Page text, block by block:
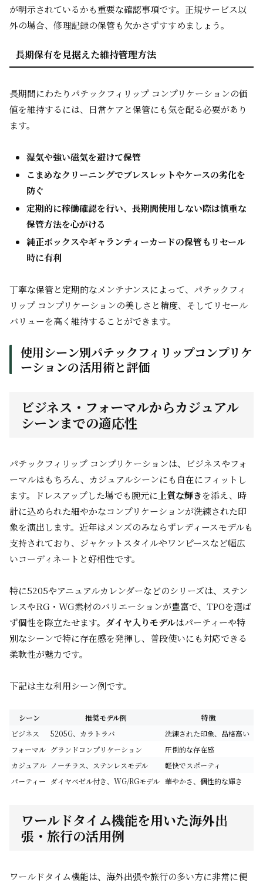
が明示されているかも重要な確認事項です。正規サービス以
外の場合、修理記録の保管も欠かさずすすめましょう。
長期保有を見据えた維持管理方法
長期間にわたりパテックフィリップ コンプリケーションの価
値を維持するには、日常ケアと保管にも気を配る必要があり
ます。
湿気や強い磁気を避けて保管
こまめなクリーニングでブレスレットやケースの劣化を
防ぐ
定期的に稼働確認を行い、長期間使用しない際は慎重な
保管方法を心がける
純正ボックスやギャランティーカードの保管もリセール
時に有利
丁寧な保管と定期的なメンテナンスによって、パテックフィ
リップ コンプリケーションの美しさと精度、そしてリセール
バリューを高く維持することができます。
使用シーン別パテックフィリップコンプリケ
ーションの活用術と評価
ビジネス・フォーマルからカジュアル
シーンまでの適応性
パテックフィリップ コンプリケーションは、ビジネスやフォ
ーマルはもちろん、カジュアルシーンにも自在にフィットし
ます。ドレスアップした場でも腕元に 上質な輝きを添え、時
計に込められた細やかなコンプリケーションが洗練された印
象を演出します。近年はメンズのみならずレディースモデルも
支持されており、ジャケットスタイルやワンピースなど幅広
いコーディネートと好相性です。
特に5205やアニュアルカレンダーなどのシリーズは、ステン
レスやRG・WG素材のバリエーションが豊富で、TPOを選ば
ず個性を際立たせます。 ダイヤ入りモデルはパーティーや特
別なシーンで特に存在感を発揮し、普段使いにも対応できる
柔軟性が魅力です。
下記は主な利用シーン例です。
シーン 推奨モデル例
特徴
ビジネス
5205G、カラトラバ
洗練された印象、品格高い
フォーマル グランドコンプリケーション
圧倒的な存在感
カジュアル ノーチラス、ステンレスモデル
軽快でスポーティ
パーティー ダイヤベゼル付き、WG/RGモデル 華やかさ、個性的な輝き
ワールドタイム機能を用いた海外出
張・旅行の活用例
ワールドタイム機能は、海外出張や旅行の多い方に非常に便